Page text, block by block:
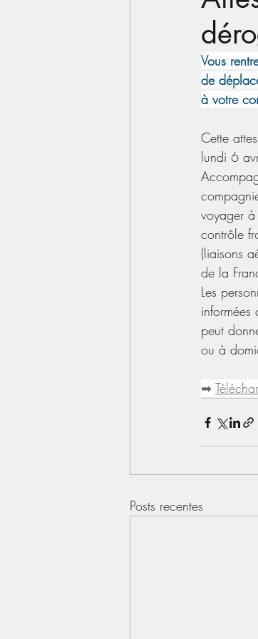
Vous
de
à votre
Cette
lundi 6
voyager à
contrôle
(liaisons
de la
Les
peut
ou à
➡
Posts recentes